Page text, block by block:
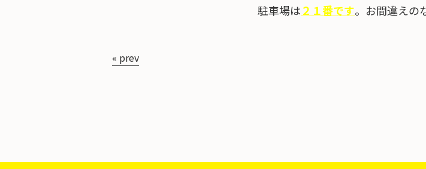
駐車場は２１番です。お間違えの
« prev